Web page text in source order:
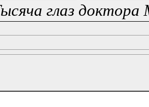
глаз доктора